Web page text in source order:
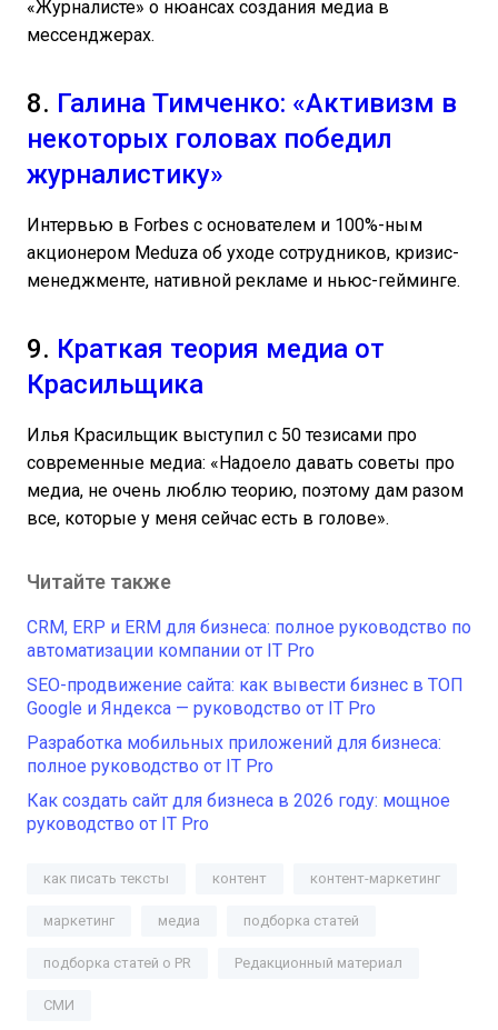
«Журналисте» о нюансах создания медиа в
мессенджерах.
8. Галина Тимченко: «Активизм в
некоторых головах победил
журналистику»
Интервью в Forbes с основателем и 100%-ным
акционером Meduza об уходе сотрудников, кризис-
менеджменте, нативной рекламе и ньюс-гейминге.
9. Краткая теория медиа от
Красильщика
Илья Красильщик выступил с 50 тезисами про
современные медиа: «Надоело давать советы про
медиа, не очень люблю теорию, поэтому дам разом
все, которые у меня сейчас есть в голове».
Читайте также
CRM, ERP и ERM для бизнеса: полное руководство по
автоматизации компании от IT Pro
SEO-продвижение сайта: как вывести бизнес в ТОП
Google и Яндекса — руководство от IT Pro
Разработка мобильных приложений для бизнеса:
полное руководство от IT Pro
Как создать сайт для бизнеса в 2026 году: мощное
руководство от IT Pro
как писать тексты контент контент-маркетинг
маркетинг медиа подборка статей
подборка статей о PR Редакционный материал
СМИ